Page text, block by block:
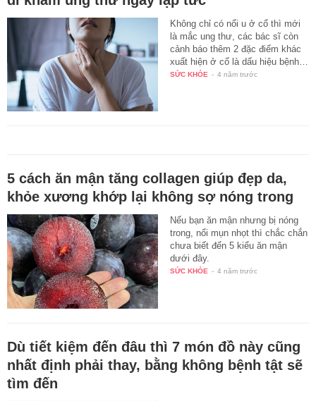
Không chỉ có nổi u ở cổ thì mới
là mắc ung thư, các bác sĩ còn
cảnh báo thêm 2 đặc điểm khác
xuất hiện ở cổ là dấu hiệu bệnh…
SỨC KHỎE - 4 năm trước
5 cách ăn mận tăng collagen giúp đẹp da,
khỏe xương khớp lại không sợ nóng trong
Nếu bạn ăn mận nhưng bị nóng
trong, nổi mụn nhọt thì chắc chắn
chưa biết đến 5 kiểu ăn mận
dưới đây.
SỨC KHỎE - 4 năm trước
Dù tiết kiệm đến đâu thì 7 món đồ này cũng
nhất định phải thay, bằng không bệnh tật sẽ
tìm đến